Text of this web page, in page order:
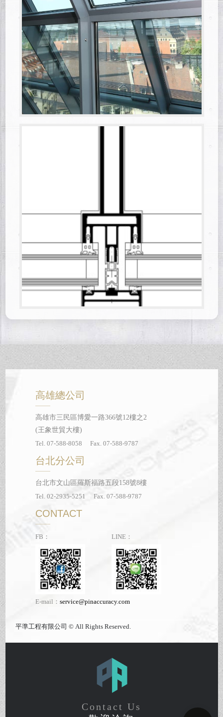
高雄總公司
高雄市三民區博愛一路366號12樓之2
(王象世貿大樓)
Tel. 07-588-8058 Fax. 07-588-9787
台北分公司
台北市文山區羅斯福路五段158號8樓
Tel. 02-2935-5251 Fax. 07-588-9787
CONTACT
FB： LINE：
E-mail： service@pinaccuracy.com
平準工程有限公司 © All Rights Reserved.
Contact Us